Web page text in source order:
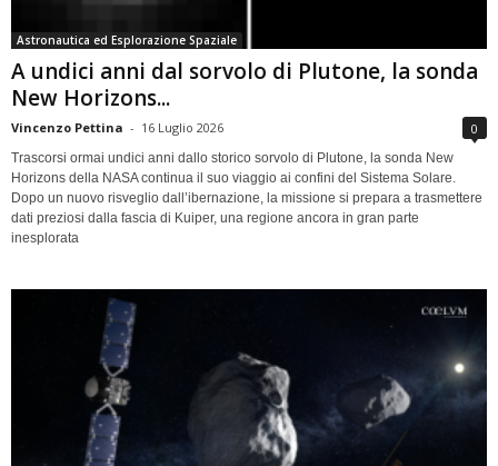
Astronautica ed Esplorazione Spaziale
A undici anni dal sorvolo di Plutone, la sonda
New Horizons...
Vincenzo Pettina - 16 Luglio 2026 0
Trascorsi ormai undici anni dallo storico sorvolo di Plutone, la sonda New
Horizons della NASA continua il suo viaggio ai confini del Sistema Solare.
Dopo un nuovo risveglio dall’ibernazione, la missione si prepara a trasmettere
dati preziosi dalla fascia di Kuiper, una regione ancora in gran parte
inesplorata